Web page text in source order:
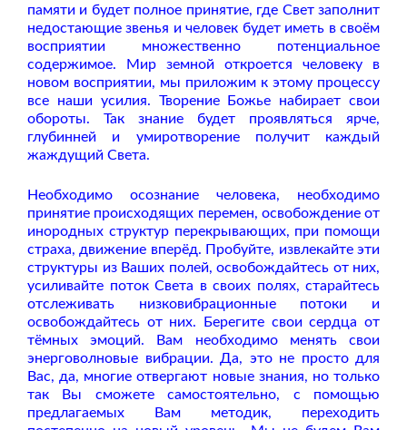
памяти и будет полное принятие, где Свет заполнит
недостающие звенья и человек будет иметь в своём
восприятии множественно потенциальное
содержимое. Мир земной откроется человеку в
новом восприятии, мы приложим к этому процессу
все наши усилия. Творение Божье набирает свои
обороты. Так знание будет проявляться ярче,
глубинней и умиротворение получит каждый
жаждущий Света.
Необходимо осознание человека, необходимо
принятие происходящих перемен, освобождение от
инородных структур перекрывающих, при помощи
страха, движение вперёд. Пробуйте, извлекайте эти
структуры из Ваших полей, освобождайтесь от них,
усиливайте поток Света в своих полях, старайтесь
отслеживать низковибрационные потоки и
освобождайтесь от них. Берегите свои сердца от
тёмных эмоций. Вам необходимо менять свои
энерговолновые вибрации. Да, это не просто для
Вас, да, многие отвергают новые знания, но только
так Вы сможете самостоятельно, с помощью
предлагаемых Вам методик, переходить